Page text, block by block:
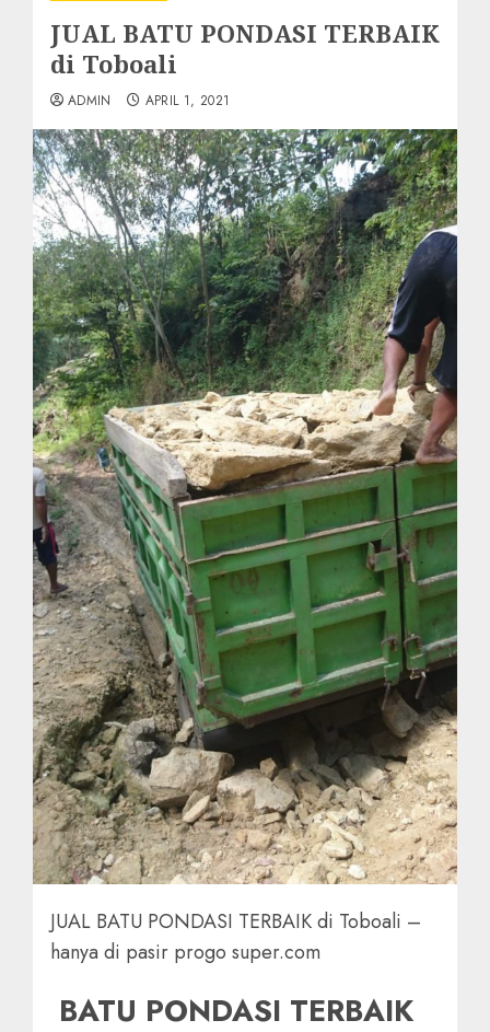
JUAL BATU PONDASI TERBAIK
di Toboali
ADMIN APRIL 1, 2021
JUAL BATU PONDASI TERBAIK di Toboali –
hanya di pasir progo super.com
BATU PONDASI TERBAIK